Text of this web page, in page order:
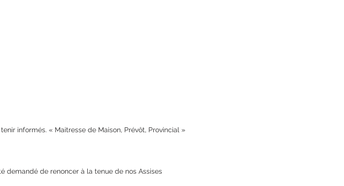
informés. « Maitresse de Maison, Prévôt, Provincial »
demandé de renoncer à la tenue de nos Assises